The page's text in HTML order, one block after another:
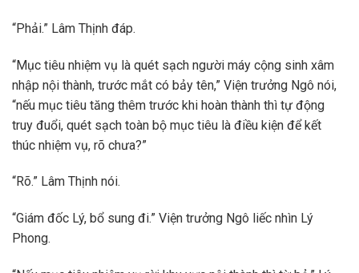
“Phải.” Lâm Thịnh đáp.
“Mục tiêu nhiệm vụ là quét sạch người máy cộng sinh xâm
nhập nội thành, trước mắt có bảy tên,” Viện trưởng Ngô nói,
“nếu mục tiêu tăng thêm trước khi hoàn thành thì tự động
truy đuổi, quét sạch toàn bộ mục tiêu là điều kiện để kết
thúc nhiệm vụ, rõ chưa?”
“Rõ.” Lâm Thịnh nói.
“Giám đốc Lý, bổ sung đi.” Viện trưởng Ngô liếc nhìn Lý
Phong.